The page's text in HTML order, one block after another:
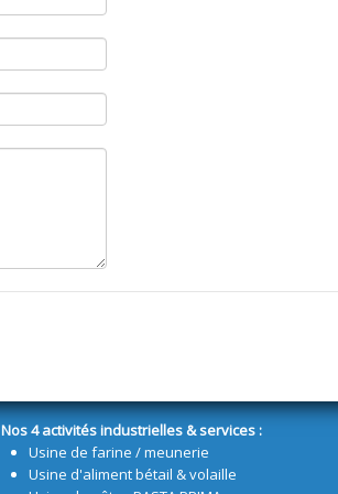
Nos 4 activités industrielles & services :
Usine de farine / meunerie
Usine d'aliment bétail & volaille